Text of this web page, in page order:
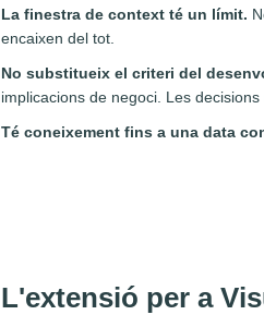
La finestra de context té un límit.
encaixen del tot.
No substitueix el criteri del
implicacions de negoci. Les
Té coneixement fins a una data
L'extensió per a